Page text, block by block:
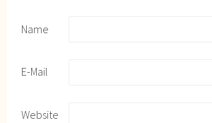
Name
E-Mail
Website